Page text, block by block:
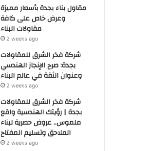
مقاول بناء بجدة بأسعار مميزة
وعرض خاص على كافة
مقاولات البناء
2 weeks ago
شركة فخر الشرق للمقاولات
بجدة: صرح الإنجاز الهندسي
وعنوان الثقة في عالم البناء
2 weeks ago
شركة فخر الشرق للمقاولات
بجدة | رؤيتك الهندسية واقع
ملموس.. عروض حصرية لبناء
الملاحق وتسليم المفتاح
2 weeks ago